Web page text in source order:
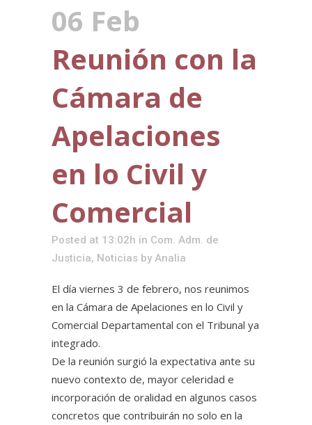
06 Feb
Reunión con la
Cámara de
Apelaciones
en lo Civil y
Comercial
Posted at 13:02h in Com. Adm. de
Justicia, Noticias by Analia
El día viernes 3 de febrero, nos reunimos
en la Cámara de Apelaciones en lo Civil y
Comercial Departamental con el Tribunal ya
integrado.
De la reunión surgió la expectativa ante su
nuevo contexto de, mayor celeridad e
incorporación de oralidad en algunos casos
concretos que contribuirán no solo en la